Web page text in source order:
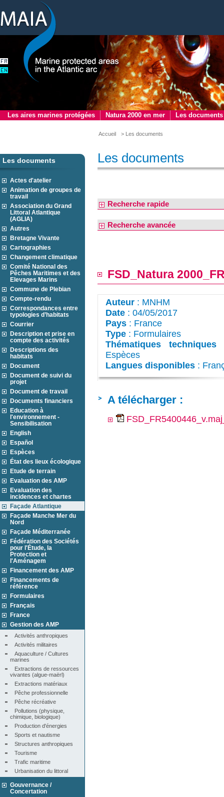
Les aires marines protégées Natura 2000 en mer Les documents
Accueil > Les documents
Les documents
Actes d'atelier
Animation de groupes de
travail
Association du Grand
Littoral Atlantique
(AGLIA)
Autres
Bretagne Vivante
Cartographies
Changement climatique
Comité National des
Pêches Maritimes et des
Elevages Marins
Commune de Plebian
Compte-rendu
Correspondances entre
typologies d’habitats
Courrier
Description et prise en
compte des activités
Descriptions des
habitats
Document
Document de suivi du
projet
Document de travail
Documents financiers
Education à
l'environnement -
Sensibilisation
English
Español
Espèces
État des lieux écologique
Etude de terrain
Evaluation des AMP
Evaluation des
incidences et chartes
Façade Atlantique
Façade Manche Mer du
Nord
Façade Méditerranée
Fédération des Sociétés
pour l'Étude, la
Protection et
l'Aménagem
Financement des AMP
Financements de
référence
Formulaires
Français
France
Gestion des AMP
Activités anthropiques
Activités militaires
Aquaculture / Cultures
marines
Extractions de ressources
vivantes (algue-maërl)
Extractions matériaux
Pêche professionnelle
Pêche récréative
Pollutions (physique,
chimique, biologique)
Production d'énergies
Sports et nautisme
Structures anthropiques
Tourisme
Trafic maritime
Urbanisation du littoral
Gouvernance /
Concertation
Les documents
Recherche rapide
Recherche avancée
FSD_Natura
Auteur : MNHM
Date : 04/05/2017
Pays : France
Type : Formulaires
Thématiques techniques
Espèces
Langues disponibles :
A télécharger :